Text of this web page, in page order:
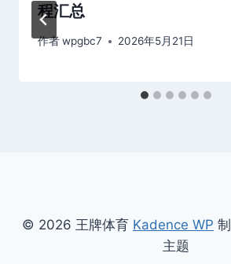
程汇总
作者wpgbc7 2026年5月21日
© 2026 王牌体育 Kadence WP
主题